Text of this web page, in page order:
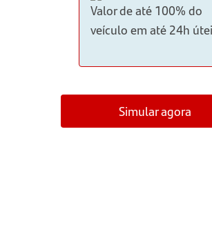
Valor de até 100% do
veículo em até 24h
Simular agora